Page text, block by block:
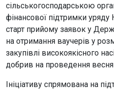
сільськогосподарською
фінансової підтримки уряду
старт прийому заявок у
на отримання ваучерів у
закупівлі високоякісного
добрив на проведення
Ініціативу спрямована на